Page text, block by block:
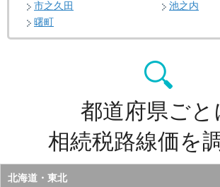
市之久田
池之内
曙町
都道府県ごと
相続税路線価を
北海道・東北